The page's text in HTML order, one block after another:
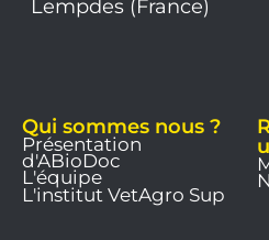
Lempdes (France)
Qui sommes nous ?
Présentation
d'ABioDoc
L'équipe
L'institut VetAgro Sup